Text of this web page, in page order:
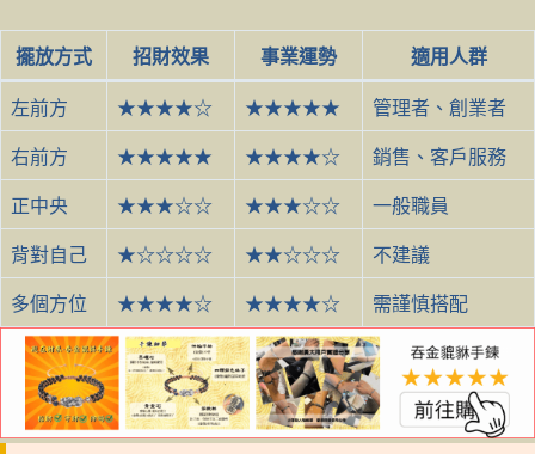
擺放方式 招財效果 事業運勢 適用人群
左前方 ★★★★☆ ★★★★★ 管理者、創業者
右前方 ★★★★★ ★★★★☆ 銷售、客戶服務
正中央 ★★★☆☆ ★★★☆☆ 一般職員
背對自己 ★☆☆☆☆ ★★☆☆☆ 不建議
多個方位 ★★★★☆ ★★★★☆ 需謹慎搭配